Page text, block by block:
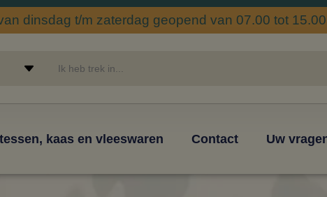
dinsdag t/m zaterdag geopend van 07.00 tot
kaas en vleeswaren Contact Uw